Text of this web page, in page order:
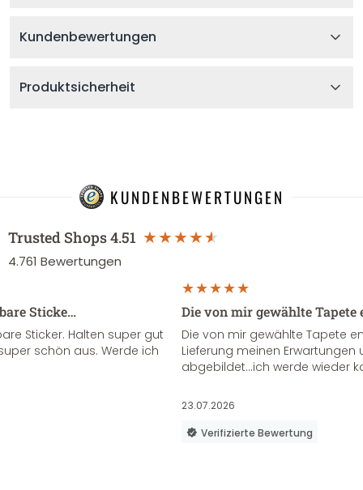
Kundenbewertungen
Produktsicherheit
KUNDENBEWERTUNGEN
Trusted Shops4.51
4.761 Bewertungen
Sticke…
Sticker. Halten super gut
schön aus. Werde ich
Die von mir gewählte
Die von mir gewählte Tapete
Lieferung meinen Erwartungen
abgebildet...ich werde wieder
23.07.2026
Verifizierte Bewertung